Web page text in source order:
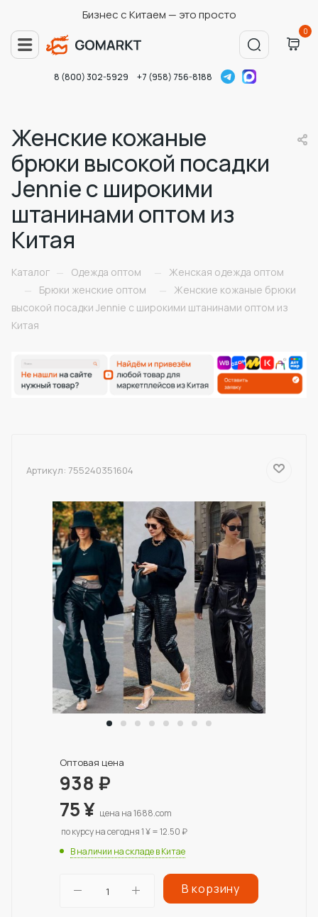
Бизнес с Китаем — это просто
0
8 (800) 302-5929 +7 (958) 756-8188
Женские кожаные
брюки высокой посадки
Jennie с широкими
штанинами оптом из
Китая
Каталог — Одежда оптом —
Женская одежда оптом
—
Брюки женские оптом —
Женские кожаные брюки
высокой посадки Jennie с широкими штанинами оптом из
Китая
Артикул: 755240351604
Оптовая цена
938 ₽
75¥ цена на 1688.com
по курсу на сегодня 1 ¥ = 12.50 ₽
В наличии на складе в Китае
В корзину